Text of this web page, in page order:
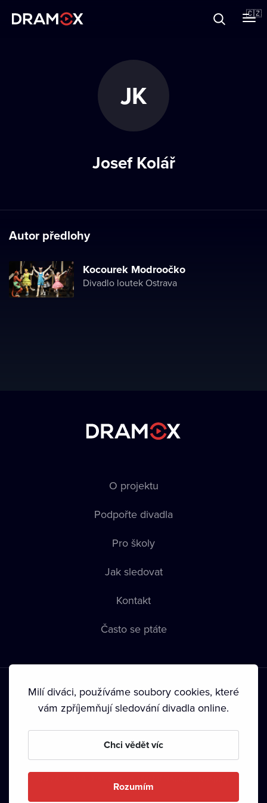
🇨🇿
JK
Josef Kolář
Autor předlohy
Kocourek Modroočko
Divadlo loutek Ostrava
O projektu
Podpořte divadla
Pro školy
Jak sledovat
Kontakt
Často se ptáte
Podmínky používání • Ochrana soukromí • Zásady používání
• Autorská práva•
Milí diváci, používáme soubory cookies, které
vám zpříjemňují sledování divadla online.
Chci vědět víc
Rozumím